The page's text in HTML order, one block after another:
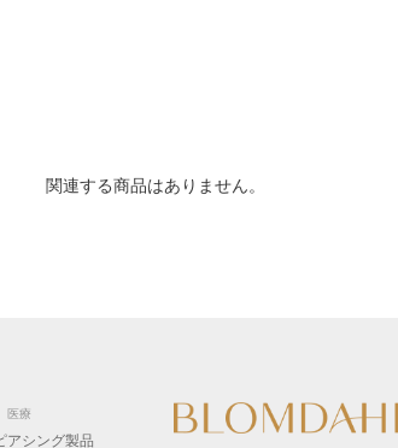
関連する商品はありません。
医療
アシング製品